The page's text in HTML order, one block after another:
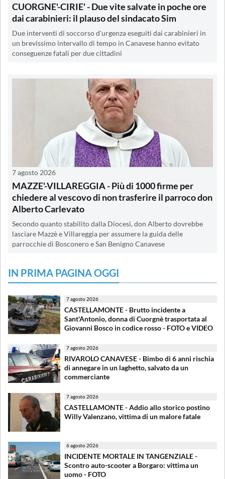
CUORGNE'-CIRIE' - Due vite salvate in poche ore
dai carabinieri: il plauso del sindacato Sim
Due interventi di soccorso d'urgenza eseguiti dai carabinieri in
un brevissimo intervallo di tempo in Canavese hanno evitato
conseguenze fatali per due cittadini
7 agosto 2026
MAZZE'-VILLAREGGIA - Più di 1000 firme per
chiedere al vescovo di non trasferire il parroco don
Alberto Carlevato
Secondo quanto stabilito dalla Diocesi, don Alberto dovrebbe
lasciare Mazzè e Villareggia per assumere la guida delle
parrocchie di Bosconero e San Benigno Canavese
IN PRIMA PAGINA OGGI
7 agosto 2026
CASTELLAMONTE - Brutto incidente a
Sant'Antonio, donna di Cuorgnè trasportata al
Giovanni Bosco in codice rosso - FOTO e VIDEO
7 agosto 2026
RIVAROLO CANAVESE - Bimbo di 6 anni rischia
di annegare in un laghetto, salvato da un
commerciante
7 agosto 2026
CASTELLAMONTE - Addio allo storico postino
Willy Valenzano, vittima di un malore fatale
6 agosto 2026
INCIDENTE MORTALE IN TANGENZIALE -
Scontro auto-scooter a Borgaro: vittima un
uomo - FOTO